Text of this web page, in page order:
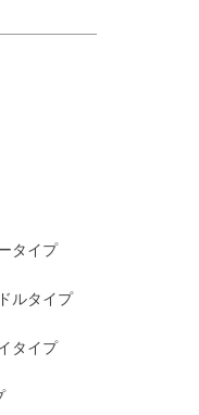
タイプ
ルタイプ
タイプ